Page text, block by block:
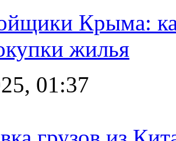
Крыма:
жилья
01:37